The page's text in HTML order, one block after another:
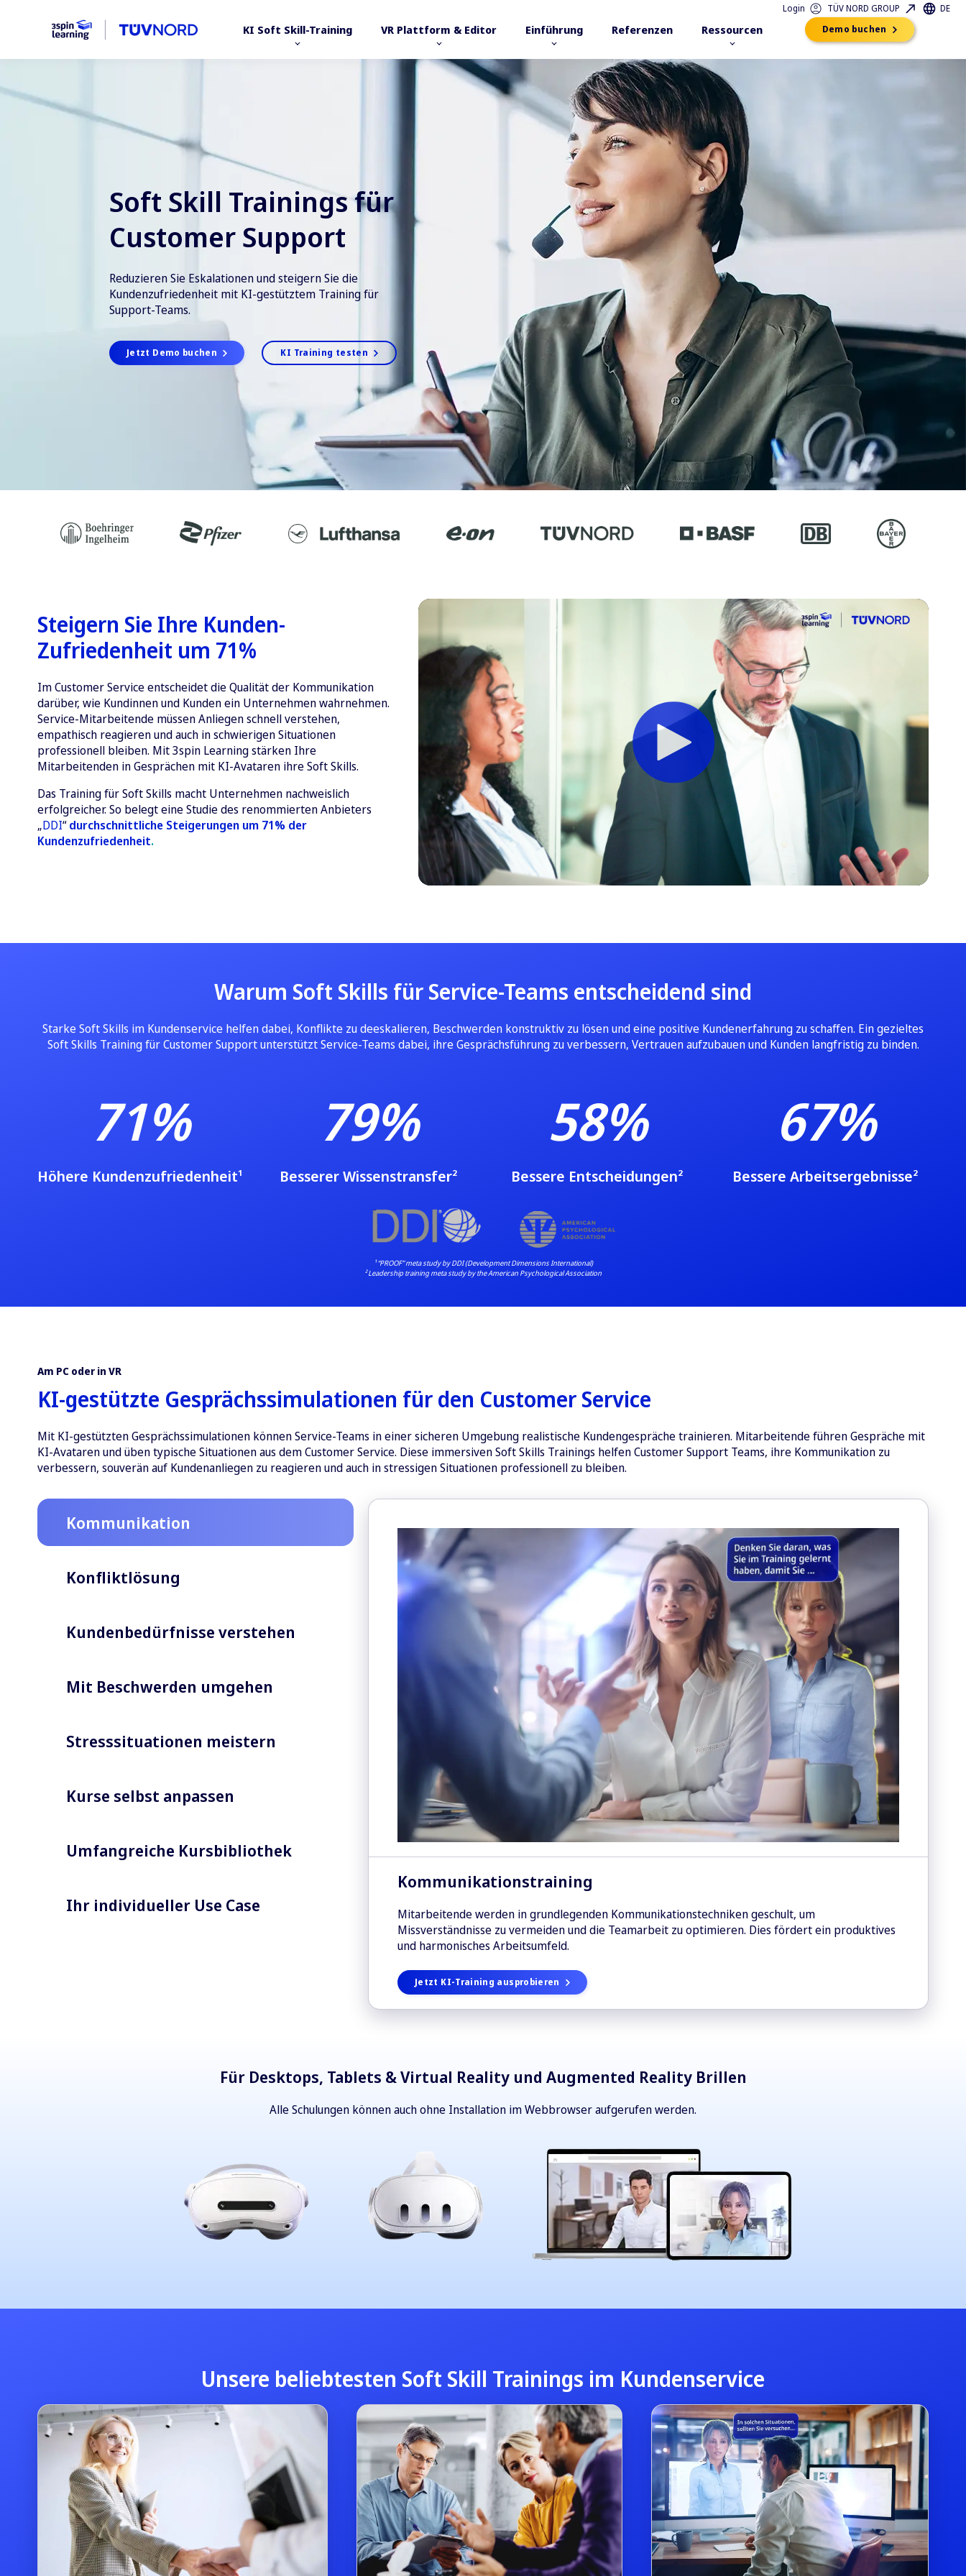
KI Soft Skill-Training VR Plattform & Editor Einführung Referenzen Ressourcen Demo buchen
Login TÜV NORD GROUP DE
Soft Skill Trainings für
Customer Support
Reduzieren Sie Eskalationen und steigern Sie die
Kundenzufriedenheit mit KI-gestütztem Training für
Support-Teams.
Jetzt Demo buchen KI Training testen
Steigern Sie Ihre Kunden-
Zufriedenheit um 71%
Im Customer Service entscheidet die Qualität der Kommunikation
darüber, wie Kundinnen und Kunden ein Unternehmen wahrnehmen.
Service-Mitarbeitende müssen Anliegen schnell verstehen,
empathisch reagieren und auch in schwierigen Situationen
professionell bleiben. Mit 3spin Learning stärken Ihre
Mitarbeitenden in Gesprächen mit KI-Avataren ihre Soft Skills.
Das Training für Soft Skills macht Unternehmen nachweislich
erfolgreicher. So belegt eine Studie des renommierten Anbieters
„DDI“durchschnittliche Steigerungen um 71% der
Kundenzufriedenheit.
Warum Soft Skills für Service-Teams entscheidend sind
Starke Soft Skills im Kundenservice helfen dabei, Konflikte zu deeskalieren, Beschwerden konstruktiv zu lösen und eine positive Kundenerfahrung zu schaffen. Ein gezieltes
Soft Skills Training für Customer Support unterstützt Service-Teams dabei, ihre Gesprächsführung zu verbessern, Vertrauen aufzubauen und Kunden langfristig zu binden.
71%
Höhere Kundenzufriedenheit¹
79%
Besserer Wissenstransfer²
58%
Bessere Entscheidungen²
67%
Bessere Arbeitsergebnisse²
¹ “PROOF” meta study by DDI (Development Dimensions International)
² Leadership training meta study by the American Psychological Association
Am PC oder in VR
KI-gestützte Gesprächssimulationen für den Customer Service
Mit KI-gestützten Gesprächssimulationen können Service-Teams in einer sicheren Umgebung realistische Kundengespräche trainieren. Mitarbeitende führen Gespräche mit
KI-Avataren und üben typische Situationen aus dem Customer Service. Diese immersiven Soft Skills Trainings helfen Customer Support Teams, ihre Kommunikation zu
verbessern, souverän auf Kundenanliegen zu reagieren und auch in stressigen Situationen professionell zu bleiben.
Kommunikation
Konfliktlösung
Kundenbedürfnisse verstehen
Mit Beschwerden umgehen
Stresssituationen meistern
Kurse selbst anpassen
Umfangreiche Kursbibliothek
Ihr individueller Use Case
Kommunikationstraining
Mitarbeitende werden in grundlegenden Kommunikationstechniken geschult, um
Missverständnisse zu vermeiden und die Teamarbeit zu optimieren. Dies fördert ein produktives
und harmonisches Arbeitsumfeld.
Jetzt KI-Training ausprobieren
Für Desktops, Tablets & Virtual Reality und Augmented Reality Brillen
Alle Schulungen können auch ohne Installation im Webbrowser aufgerufen werden.
Unsere beliebtesten Soft Skill Trainings im Kundenservice